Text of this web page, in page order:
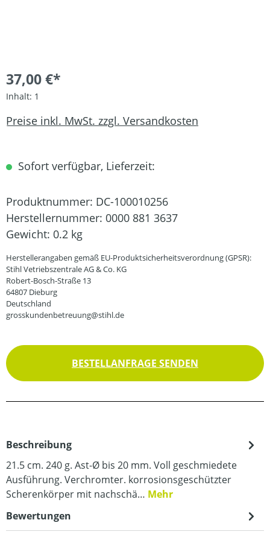
37,00 €*
Inhalt: 1
Preise inkl. MwSt. zzgl. Versandkosten
Sofort verfügbar, Lieferzeit:
Produktnummer: DC-100010256
Herstellernummer: 0000 881 3637
Gewicht: 0.2 kg
Herstellerangaben gemäß EU-Produktsicherheitsverordnung (GPSR):
Stihl Vetriebszentrale AG & Co. KG
Robert-Bosch-Straße 13
64807 Dieburg
Deutschland
grosskundenbetreuung@stihl.de
BESTELLANFRAGE SENDEN
Beschreibung
21.5 cm. 240 g. Ast-Ø bis 20 mm. Voll geschmiedete
Ausführung. Verchromter. korrosionsgeschützter
Scherenkörper mit nachschä… Mehr
Bewertungen